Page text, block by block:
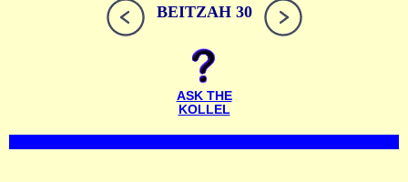
BEITZAH 30
ASK THE
KOLLEL